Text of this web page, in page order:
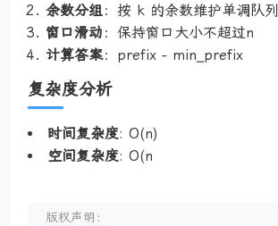
余数分组 ：按 k 的余数维护单调队列
窗口滑动 ：保持窗口大小不超过n
计算答案：prefix - min_prefix
复杂度分析
时间复杂度: O(n)
空间复杂度: O(n
版权声明：